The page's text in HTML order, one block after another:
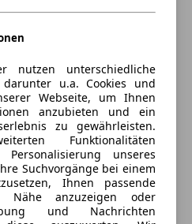
nutzen unterschiedliche
u.a. Cookies und
Webseite, um Ihnen
anzubieten und ein
zu gewährleisten.
Funktionalitäten
unseres
Suchvorgänge bei einem
Ihnen passende
anzuzeigen oder
und Nachrichten